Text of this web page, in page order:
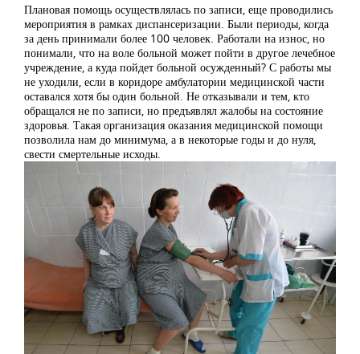
Плановая помощь осуществлялась по записи, еще проводились
мероприятия в рамках диспансеризации. Были периоды, когда
за день принимали более 100 человек. Работали на износ, но
понимали, что на воле больной может пойти в другое лечебное
учреждение, а куда пойдет больной осужденный? С работы мы
не уходили, если в коридоре амбулатории медицинской части
оставался хотя бы один больной. Не отказывали и тем, кто
обращался не по записи, но предъявлял жалобы на состояние
здоровья. Такая организация оказания медицинской помощи
позволила нам до минимума, а в некоторые годы и до нуля,
свести смертельные исходы.